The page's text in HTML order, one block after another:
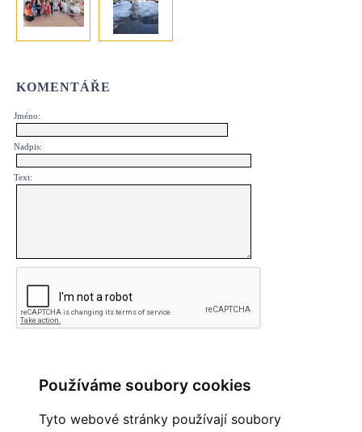
Používáme soubory cookies
Tyto webové stránky používají soubory
KOMENTÁŘE
Jméno:
Nadpis:
Text:
Zatím nebyl vložen žádný komentář